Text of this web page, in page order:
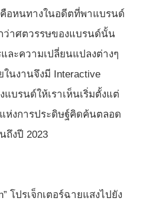
อหนทางในอดีตที่พาแบรนด์
ว่าศตวรรษของแบรนด์นั้น
ละความเปลี่ยนแปลงต่างๆ
นงานจึงมี Interactive
แบรนด์ให้เราเห็นเริ่มตั้งแต่
ห่งการประดิษฐ์คิดค้นตลอด
ถึงปี 2023
โปรเจ็กเตอร์ฉายแสงไปยัง